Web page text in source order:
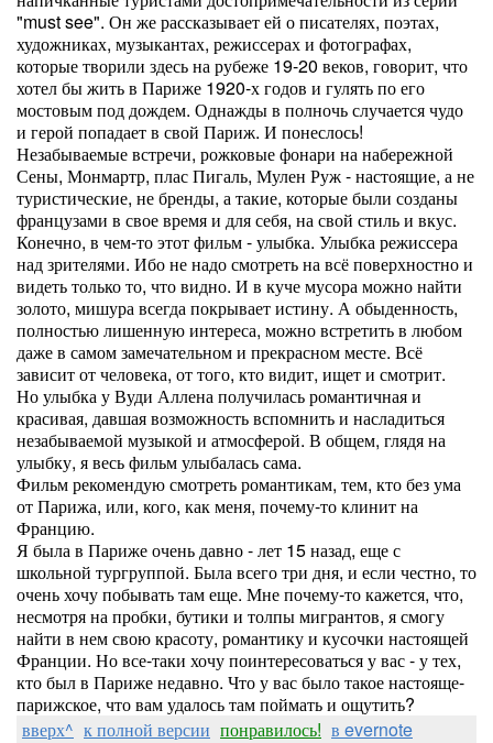
"must see". Он же рассказывает ей о писателях, поэтах,
художниках, музыкантах, режиссерах и фотографах,
которые творили здесь на рубеже 19-20 веков, говорит, что
хотел бы жить в Париже 1920-х годов и гулять по его
мостовым под дождем. Однажды в полночь случается чудо
и герой попадает в свой Париж. И понеслось!
Незабываемые встречи, рожковые фонари на набережной
Сены, Монмартр, плас Пигаль, Мулен Руж - настоящие, а не
туристические, не бренды, а такие, которые были созданы
французами в свое время и для себя, на свой стиль и вкус.
Конечно, в чем-то этот фильм - улыбка. Улыбка режиссера
над зрителями. Ибо не надо смотреть на всё поверхностно и
видеть только то, что видно. И в куче мусора можно найти
золото, мишура всегда покрывает истину. А обыденность,
полностью лишенную интереса, можно встретить в любом
даже в самом замечательном и прекрасном месте. Всё
зависит от человека, от того, кто видит, ищет и смотрит.
Но улыбка у Вуди Аллена получилась романтичная и
красивая, давшая возможность вспомнить и насладиться
незабываемой музыкой и атмосферой. В общем, глядя на
улыбку, я весь фильм улыбалась сама.
Фильм рекомендую смотреть романтикам, тем, кто без ума
от Парижа, или, кого, как меня, почему-то клинит на
Францию.
Я была в Париже очень давно - лет 15 назад, еще с
школьной тургруппой. Была всего три дня, и если честно, то
очень хочу побывать там еще. Мне почему-то кажется, что,
несмотря на пробки, бутики и толпы мигрантов, я смогу
найти в нем свою красоту, романтику и кусочки настоящей
Франции. Но все-таки хочу поинтересоваться у вас - у тех,
кто был в Париже недавно. Что у вас было такое настояще-
парижское, что вам удалось там поймать и ощутить?
вверх^ к полной версии понравилось! в evernote